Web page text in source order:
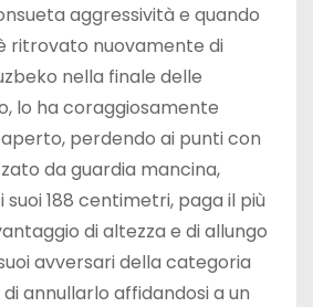
aggressività e quando
ritrovato nuovamente di
nella finale delle
lo ha coraggiosamente
perdendo ai punti con
da guardia mancina,
suoi 188 centimetri, paga il più
di altezza e di allungo
avversari della categoria
annullarlo affidandosi a un